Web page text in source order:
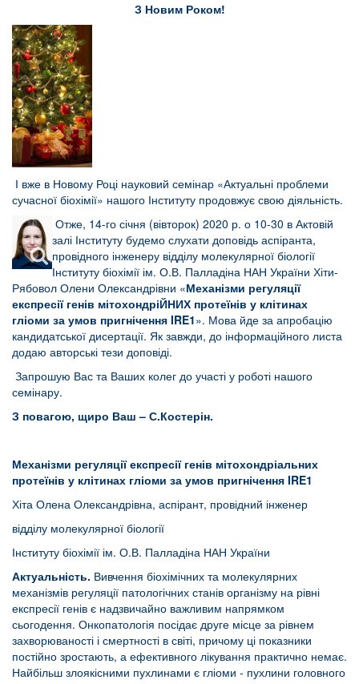
З Новим Роком!
І вже в Новому Році науковий семінар «Актуальні проблеми
сучасної біохімії» нашого Інституту продовжує свою діяльність.
Отже, 14-го січня (вівторок) 2020 р. о 10-30 в Актовій
залі Інституту будемо слухати доповідь аспіранта,
провідного інженеру відділу молекулярної біології
Інституту біохімії ім. О.В. Палладіна НАН України Хіти-
Рябовол Олени Олександрівни «Механізми регуляції
експресії генів мітохондріЙНИХ протеїнів у клітинах
гліоми за умов пригнічення IRE1». Мова йде за апробацію
кандидатської дисертації. Як завжди, до інформаційного листа
додаю авторські тези доповіді.
Запрошую Вас та Ваших колег до участі у роботі нашого
семінару.
З повагою, щиро Ваш – С.Костерін.
Механізми регуляції експресії генів мітохондріальних
протеїнів у клітинах гліоми за умов пригнічення IRE1
Хіта Олена Олександрівна, аспірант, провідний інженер
відділу молекулярної біології
Інституту біохімії ім. О.В. Палладіна НАН України
Актуальність. Вивчення біохімічних та молекулярних
механізмів регуляції патологічних станів організму на рівні
експресії генів є надзвичайно важливим напрямком
сьогодення. Онкопатологія посідає друге місце за рівнем
захворюваності і смертності в світі, причому ці показники
постійно зростають, а ефективного лікування практично немає.
Найбільш злоякісними пухлинами є гліоми - пухлини головного